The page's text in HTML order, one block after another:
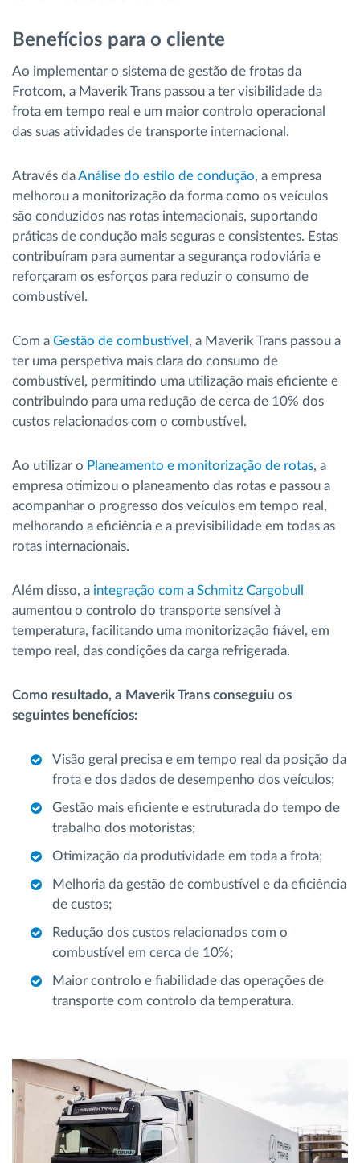
Benefícios para o cliente
Ao implementar o sistema de gestão de frotas da
Frotcom, a Maverik Trans passou a ter visibilidade da
frota em tempo real e um maior controlo operacional
das suas atividades de transporte internacional.
Através daAnálise do estilo de condução, a empresa
melhorou a monitorização da forma como os veículos
são conduzidos nas rotas internacionais, suportando
práticas de condução mais seguras e consistentes. Estas
contribuíram para aumentar a segurança rodoviária e
reforçaram os esforços para reduzir o consumo de
combustível.
Com a Gestão de combustível , a Maverik Trans passou a
ter uma perspetiva mais clara do consumo de
combustível, permitindo uma utilização mais eficiente e
contribuindo para uma redução de cerca de 10% dos
custos relacionados com o combustível.
Ao utilizar o Planeamento e monitorização de rotas, a
empresa otimizou o planeamento das rotas e passou a
acompanhar o progresso dos veículos em tempo real,
melhorando a eficiência e a previsibilidade em todas as
rotas internacionais.
Além disso, a integração com a Schmitz Cargobull
aumentou o controlo do transporte sensível à
temperatura, facilitando uma monitorização fiável, em
tempo real, das condições da carga refrigerada.
Como resultado, a Maverik Trans conseguiu os
seguintes benefícios:
Visão geral precisa e em tempo real da posição da
frota e dos dados de desempenho dos veículos;
Gestão mais eficiente e estruturada do tempo de
trabalho dos motoristas;
Otimização da produtividade em toda a frota;
Melhoria da gestão de combustível e da eficiência
de custos;
Redução dos custos relacionados com o
combustível em cerca de 10%;
Maior controlo e fiabilidade das operações de
transporte com controlo da temperatura.